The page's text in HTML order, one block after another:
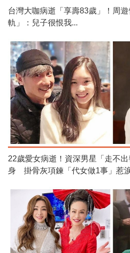
台灣大咖病逝「享壽83歲」！周
軌」：兒子很恨我...
22歲愛女病逝！資深男星「走不
身 掛骨灰項鍊「代女做1事」惹